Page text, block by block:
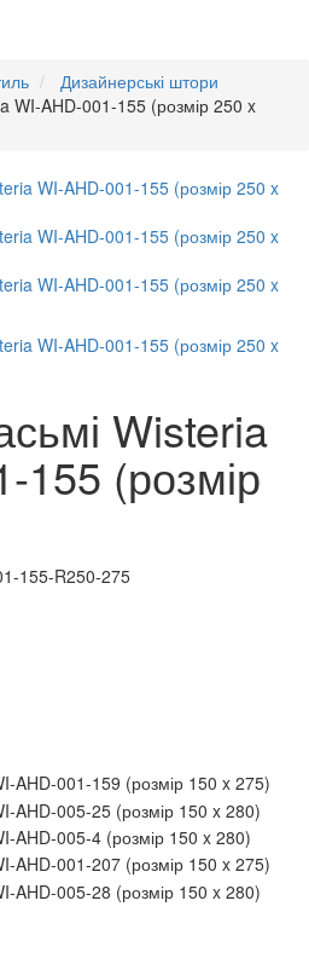
Дизайнерські штори
WI-AHD-001-155 (розмір 250 x
Wisteria
155 (розмір
155-R250-275